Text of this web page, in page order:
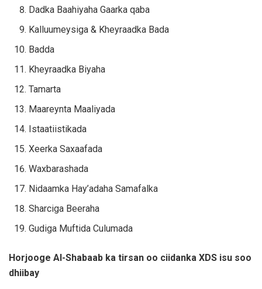
Dadka Baahiyaha Gaarka qaba
Kalluumeysiga & Kheyraadka Bada
Badda
Kheyraadka Biyaha
Tamarta
Maareynta Maaliyada
Istaatiistikada
Xeerka Saxaafada
Waxbarashada
Nidaamka Hay’adaha Samafalka
Sharciga Beeraha
Gudiga Muftida Culumada
Horjooge Al-Shabaab ka tirsan oo ciidanka XDS isu soo
dhiibay